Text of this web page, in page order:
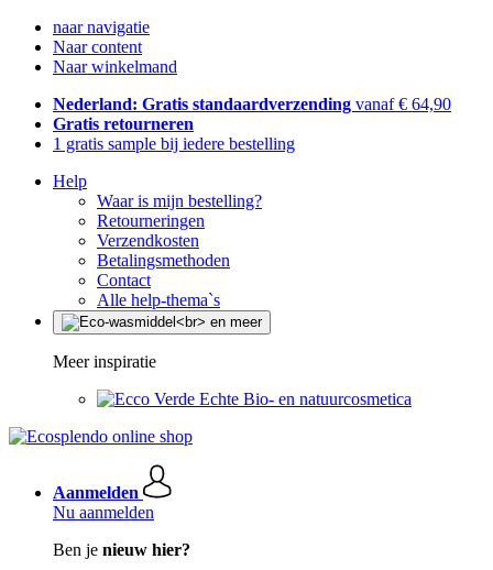
naar navigatie
Naar content
Naar winkelmand
Nederland: Gratis standaardverzending vanaf € 64,90
Gratis retourneren
1 gratis sample bij iedere bestelling
Help
Waar is mijn bestelling?
Retourneringen
Verzendkosten
Betalingsmethoden
Contact
Alle help-thema`s
Meer inspiratie
Echte Bio- en natuurcosmetica
Aanmelden
Nu aanmelden
Ben je nieuw hier?